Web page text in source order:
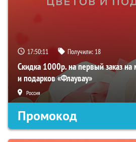
17:50:10 Получили: 18
Скидка 1000р. на первый заказ на
и подарков «Флаувау»
Россия
Промокод